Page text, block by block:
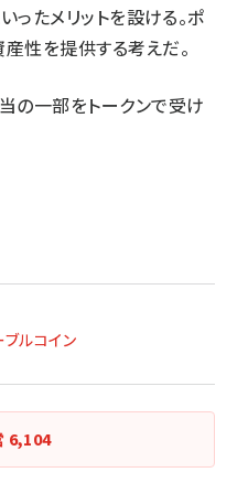
たメリットを設ける。ポ
性を提供する考えだ。
の一部をトークンで受け
ルコイン
6,104